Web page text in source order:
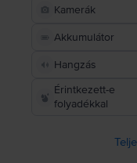
Kamerák
Akkumulátor
Hangzás
Érintkezett-e
folyadékkal